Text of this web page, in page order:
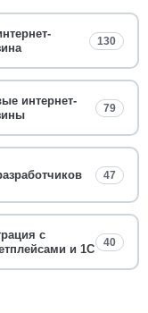
130
интернет-
79
47
с
и 1С
40